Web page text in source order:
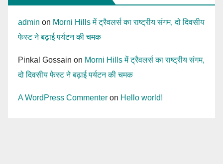
admin on Morni Hills में ट्रैवलर्स का राष्ट्रीय संगम, दो दिवसीय
फेस्ट ने बढ़ाई पर्यटन की चमक
Pinkal Gossain on Morni Hills में ट्रैवलर्स का राष्ट्रीय संगम,
दो दिवसीय फेस्ट ने बढ़ाई पर्यटन की चमक
A WordPress Commenter on Hello world!